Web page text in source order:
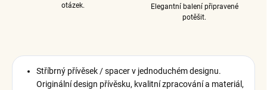
otázek.
Elegantní balení připravené
potěšit.
Stříbrný přívěsek / spacer v jednoduchém designu.
Originální design přívěsku, kvalitní zpracování a materiál,